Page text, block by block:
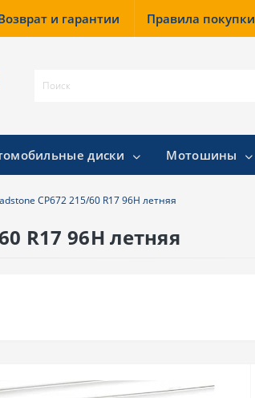
и гарантии Правила покупки
диски Мотошины
CP672 215/60 R17 96H летняя
R17 96H летняя